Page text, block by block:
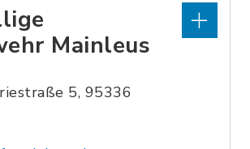
Mainleus
5, 95336